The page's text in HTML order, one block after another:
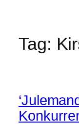
Tag: